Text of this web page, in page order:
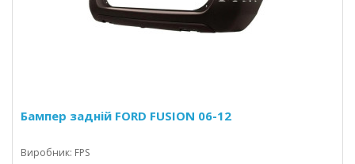
Бампер задній FORD FUSION 06-12
Виробник: FPS